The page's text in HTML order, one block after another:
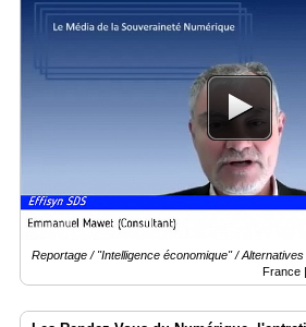
Reportage / "Intelligence économique" /
France |